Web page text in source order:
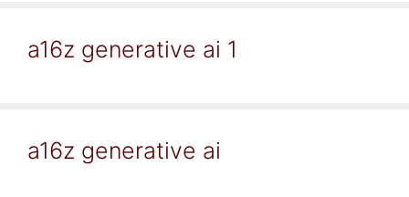
a16z generative ai 1
a16z generative ai